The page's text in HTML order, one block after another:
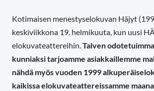
Kotimaisen menestyselokuvan Häjyt
keskiviikkona 19. helmikuuta, kun uusi
elokuvateattereihin.Talven
kunniaksi tarjoamme asiakkaillemme
nähdä myös vuoden 1999
kaikissa elokuvateattereissamme